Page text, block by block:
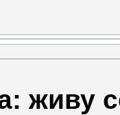
живу